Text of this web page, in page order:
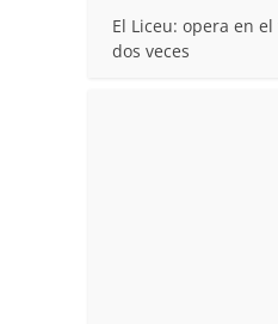
El Liceu: opera en
dos veces